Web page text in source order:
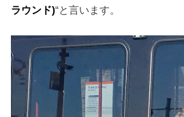
ラウンド)“と言います。